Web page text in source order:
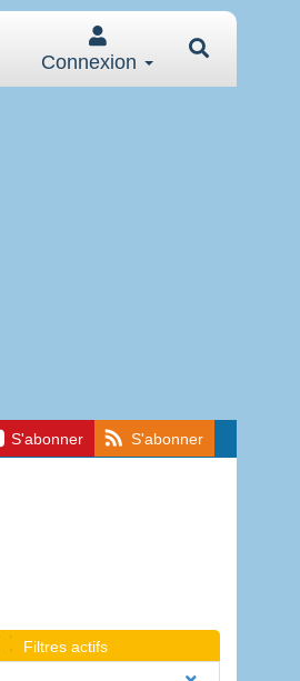
Connexion
S'abonner S'abonner
Filtres actifs